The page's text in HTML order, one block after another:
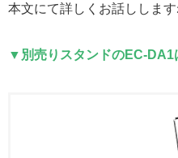
本文にて詳しくお話しします
▼別売りスタンドのEC-DA1